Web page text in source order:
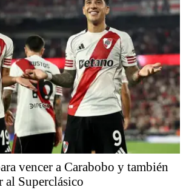
vencer a Carabobo y también
al Superclásico